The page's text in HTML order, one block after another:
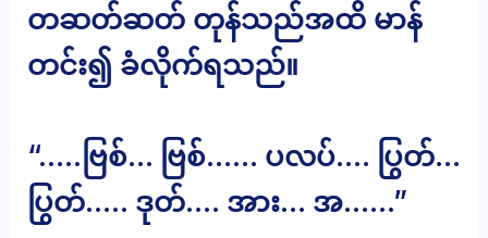
တဆတ်ဆတ် တုန်သည်အထိ မာန်
တင်း၍ ခံလိုက်ရသည်။
“…..ဗြစ်… ဗြစ်…… ပလပ်…. ပြွတ်…
ပြွတ်….. ဒုတ်…. အား… အ……”